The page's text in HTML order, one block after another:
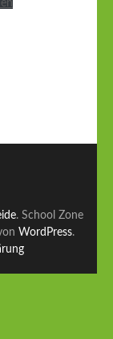
. School Zone
WordPress.